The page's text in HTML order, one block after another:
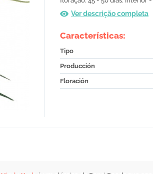
Ver descrição completa
Características:
Tipo
Producción
Floración